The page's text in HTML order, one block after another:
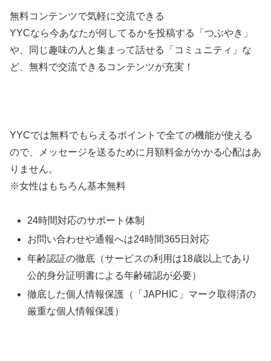
無料コンテンツで気軽に交流できる
YYCなら今あなたが何してるかを投稿する「つぶやき」
や、同じ趣味の人と集まって話せる「コミュニティ」な
ど、無料で交流できるコンテンツが充実！
YYCでは無料でもらえるポイントで全ての機能が使える
ので、メッセージを送るために月額料金がかかる心配はあ
りません。
※女性はもちろん基本無料
24時間対応のサポート体制
お問い合わせや通報へは24時間365日対応
年齢認証の徹底（サービスの利用は18歳以上であり
公的身分証明書による年齢確認が必要）
徹底した個人情報保護（「JAPHIC」マーク取得済の
厳重な個人情報保護）